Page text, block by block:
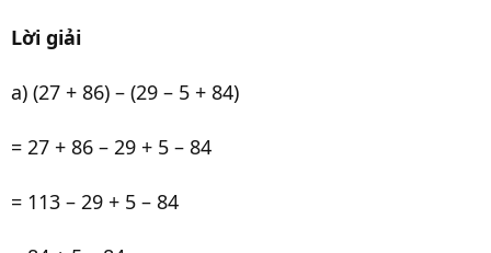
Lời giải
a) (27 + 86) – (29 – 5 + 84)
= 27 + 86 – 29 + 5 – 84
= 113 – 29 + 5 – 84